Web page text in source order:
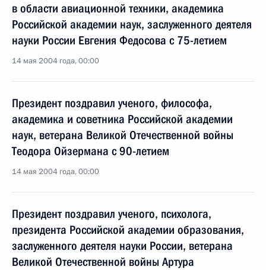
в области авиационной техники, академика
Российской академии наук, заслуженного деятеля
науки России Евгения Федосова с 75-летием
14 мая 2004 года, 00:00
Президент поздравил ученого, философа,
академика и советника Российской академии
наук, ветерана Великой Отечественной войны
Теодора Ойзермана с 90-летием
14 мая 2004 года, 00:00
Президент поздравил ученого, психолога,
президента Российской академии образования,
заслуженного деятеля науки России, ветерана
Великой Отечественной войны Артура